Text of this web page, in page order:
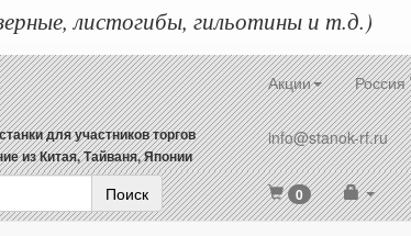
листогибы, гильотины и т.д.)
для участников торгов
из Китая, Тайваня, Японии
Поиск
Акции Россия
info@stanok-rf.ru
0